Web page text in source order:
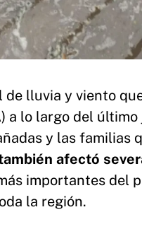
lluvia y viento
a lo largo del
y las familias
afectó
importantes del
la región.